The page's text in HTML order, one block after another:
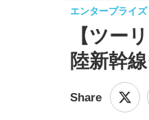
【ツー
陸新幹
エンタープライズ